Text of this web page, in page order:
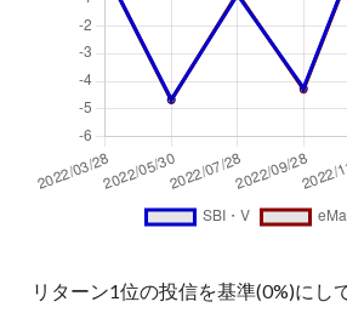
リターン1位の投信を基準(0%)にし